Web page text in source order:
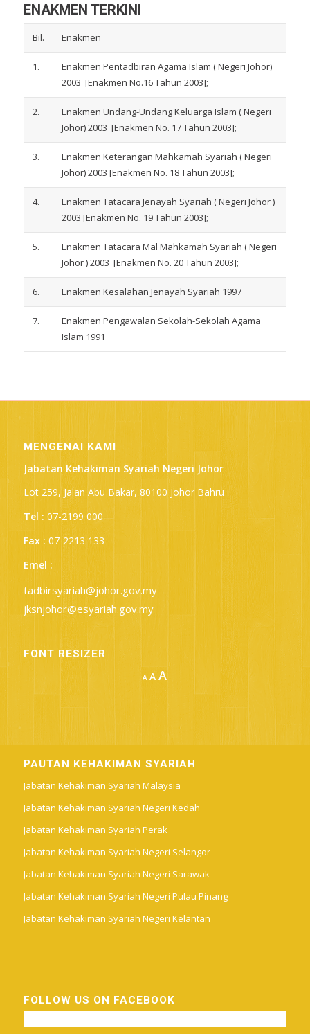
ENAKMEN TERKINI
Bil. Enakmen
1.
Enakmen Pentadbiran Agama Islam ( Negeri Johor)
2003 [Enakmen No.16 Tahun 2003];
2.
Enakmen Undang-Undang Keluarga Islam ( Negeri
Johor) 2003 [Enakmen No. 17 Tahun 2003];
3.
Enakmen Keterangan Mahkamah Syariah ( Negeri
Johor) 2003 [Enakmen No. 18 Tahun 2003];
4.
Enakmen Tatacara Jenayah Syariah ( Negeri Johor )
2003 [Enakmen No. 19 Tahun 2003];
5.
Enakmen Tatacara Mal Mahkamah Syariah ( Negeri
Johor ) 2003 [Enakmen No. 20 Tahun 2003];
6. Enakmen Kesalahan Jenayah Syariah 1997
7.
Enakmen Pengawalan Sekolah-Sekolah Agama
Islam 1991
MENGENAI KAMI
Jabatan Kehakiman Syariah Negeri Johor
Lot 259, Jalan Abu Bakar, 80100 Johor Bahru
Tel : 07-2199 000
Fax : 07-2213 133
Emel :
tadbirsyariah@johor.gov.my
jksnjohor@esyariah.gov.my
FONT RESIZER
A Decrease
AReset
font
size.
AIncrease
size.
PAUTAN KEHAKIMAN SYARIAH
Jabatan Kehakiman Syariah Malaysia
Jabatan Kehakiman Syariah Negeri Kedah
Jabatan Kehakiman Syariah Perak
Jabatan Kehakiman Syariah Negeri Selangor
Jabatan Kehakiman Syariah Negeri Sarawak
Jabatan Kehakiman Syariah Negeri Pulau Pinang
Jabatan Kehakiman Syariah Negeri Kelantan
FOLLOW US ON FACEBOOK